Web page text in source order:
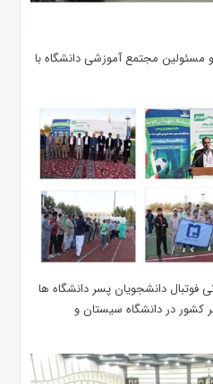
مسئولین مجتمع آموزشی دانشگاه با
فوتبال دانشجویان پسر دانشگاه ها
در دانشگاه سیستان و